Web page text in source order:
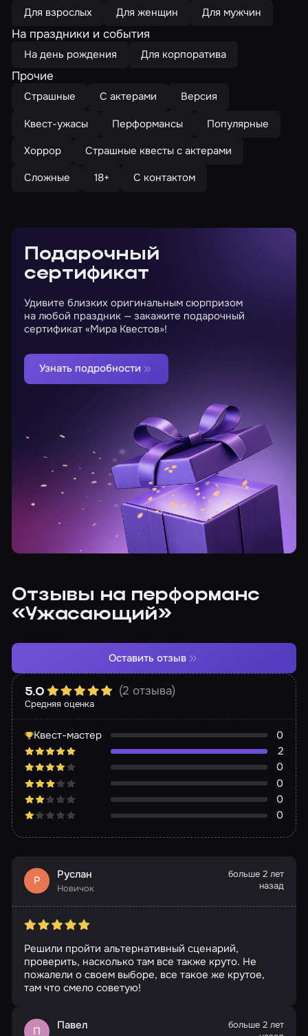
Для взрослых Для женщин Для мужчин
На праздники и события
На день рождения Для корпоратива
Прочие
Страшные С актерами
Версия
Квест-ужасы
Перформансы
Популярные
Хоррор
Страшные квесты с актерами
Сложные
18+ С контактом
Подарочный
сертификат
Удивите близких оригинальным сюрпризом
на любой праздник — закажите подарочный
сертификат «Мира Квестов»!
Узнать подробности
Отзывы на перформанс
«Ужасающий»
Средняя оценка
5.0 (2 отзыва)
Квест-мастер
0
2
0
0
0
0
Оставить отзыв
Р Руслан
Новичок
больше 2 лет
назад
Решили пройти альтернативный сценарий,
проверить, насколько там все также круто. Не
пожалели о своем выборе, все такое же крутое,
там что смело советую!
П Павел
больше 2 лет